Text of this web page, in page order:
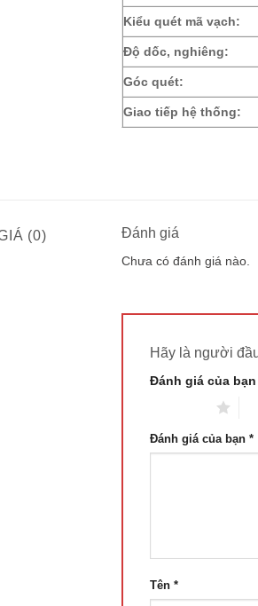
Kiểu quét mã vạch:
Độ dốc, nghiêng:
Góc quét:
Giao tiếp hệ thống:
(0) Đánh giá
Chưa có đánh giá nào.
Hãy là người
Đánh giá của bạn
Đánh giá của bạn *
Tên *